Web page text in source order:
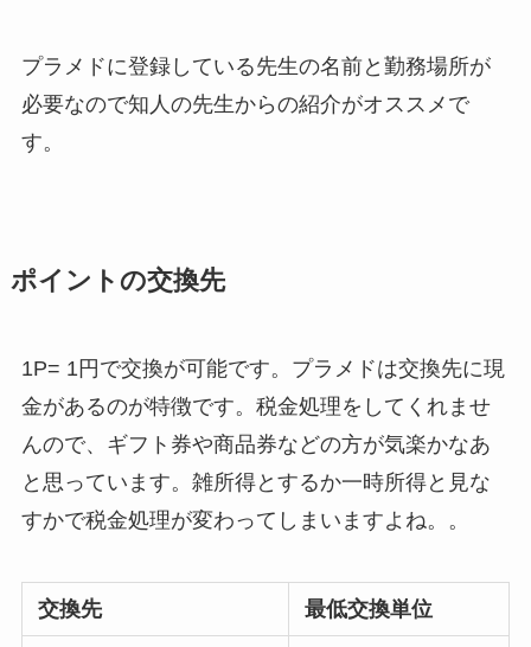
プラメドに登録している先生の名前と勤務場所が
必要なので知人の先生からの紹介がオススメで
す。
ポイントの交換先
1P= 1円で交換が可能です。プラメドは交換先に現
金があるのが特徴です。税金処理をしてくれませ
んので、ギフト券や商品券などの方が気楽かなあ
と思っています。雑所得とするか一時所得と見な
すかで税金処理が変わってしまいますよね。。
交換先 最低交換単位